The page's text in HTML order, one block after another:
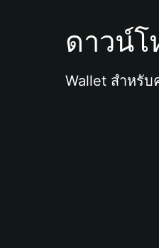
ดาวน์โ
Wallet สำหรั